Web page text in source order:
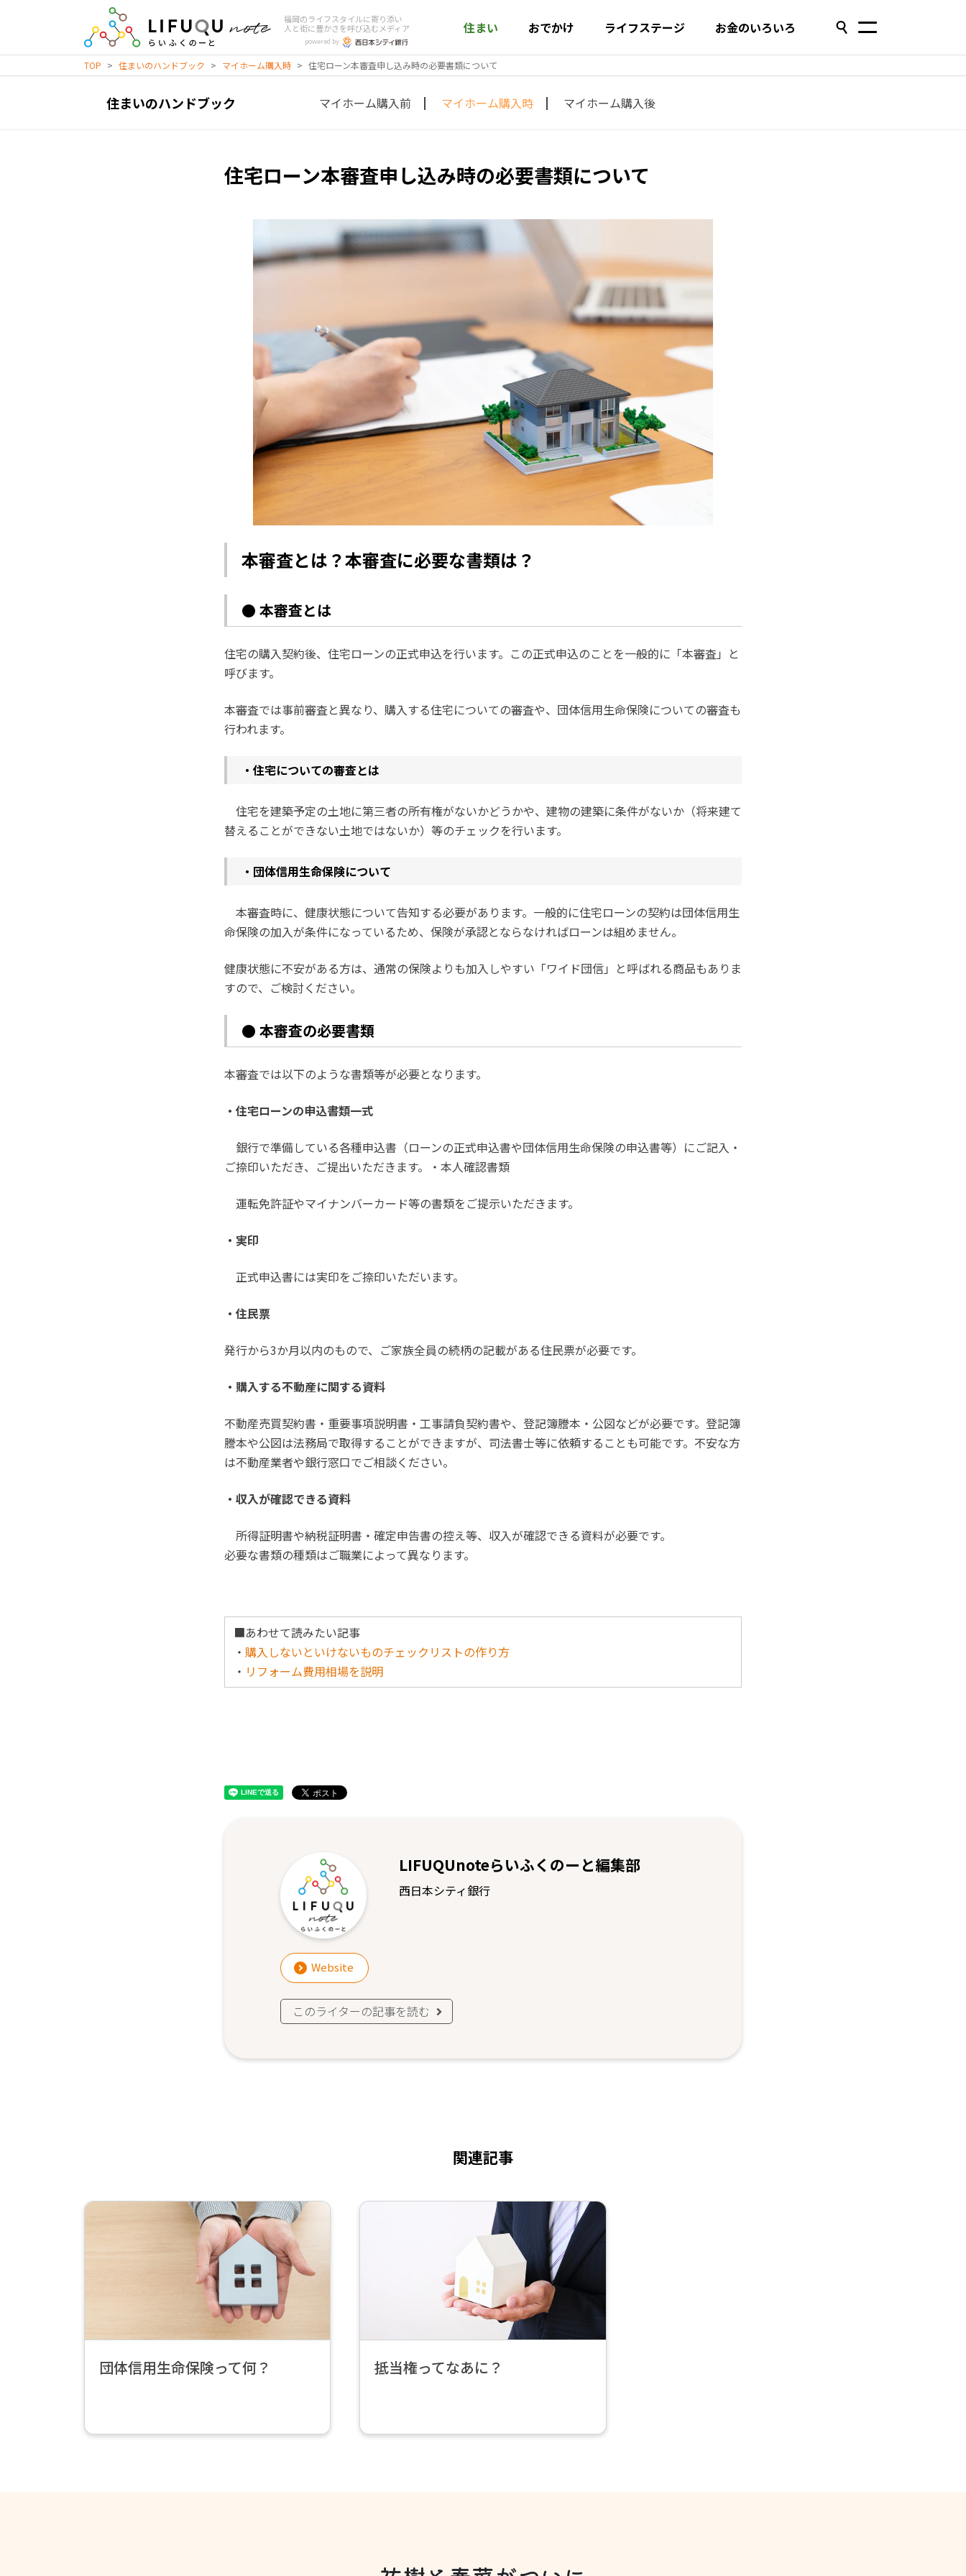
福岡のライフスタイルに寄り添い
人と街に豊かさを呼び込むメディア
powered by
住まい おでかけ ライフステージ お金のいろいろ
TOP > 住まいのハンドブック > マイホーム購入時 > 住宅ローン本審査申し込み時の必要書類について
住まいのハンドブック マイホーム購入前 マイホーム購入時 マイホーム購入後
住宅ローン本審査申し込み時の必要書類について
本審査とは？本審査に必要な書類は？
● 本審査とは
住宅の購入契約後、住宅ローンの正式申込を行います。この正式申込のことを一般的に「本審査」と
呼びます。
本審査では事前審査と異なり、購入する住宅についての審査や、団体信用生命保険についての審査も
行われます。
・住宅についての審査とは
住宅を建築予定の土地に第三者の所有権がないかどうかや、建物の建築に条件がないか（将来建て
替えることができない土地ではないか）等のチェックを行います。
・団体信用生命保険について
本審査時に、健康状態について告知する必要があります。一般的に住宅ローンの契約は団体信用生
命保険の加入が条件になっているため、保険が承認とならなければローンは組めません。
健康状態に不安がある方は、通常の保険よりも加入しやすい「ワイド団信」と呼ばれる商品もありま
すので、ご検討ください。
● 本審査の必要書類
本審査では以下のような書類等が必要となります。
・住宅ローンの申込書類一式
銀行で準備している各種申込書（ローンの正式申込書や団体信用生命保険の申込書等）にご記入・
ご捺印いただき、ご提出いただきます。・本人確認書類
運転免許証やマイナンバーカード等の書類をご提示いただきます。
・実印
正式申込書には実印をご捺印いただいます。
・住民票
発行から3か月以内のもので、ご家族全員の続柄の記載がある住民票が必要です。
・購入する不動産に関する資料
不動産売買契約書・重要事項説明書・工事請負契約書や、登記簿謄本・公図などが必要です。登記簿
謄本や公図は法務局で取得することができますが、司法書士等に依頼することも可能です。不安な方
は不動産業者や銀行窓口でご相談ください。
・収入が確認できる資料
所得証明書や納税証明書・確定申告書の控え等、収入が確認できる資料が必要です。
必要な書類の種類はご職業によって異なります。
■あわせて読みたい記事
・ 購入しないといけないものチェックリストの作り方
・ リフォーム費用相場を説明
LIFUQUnoteらいふくのーと編集部
西日本シティ銀行
Website
このライターの記事を読む
関連記事
続
団体信用生命保険って何？
続
抵当権ってなあに？